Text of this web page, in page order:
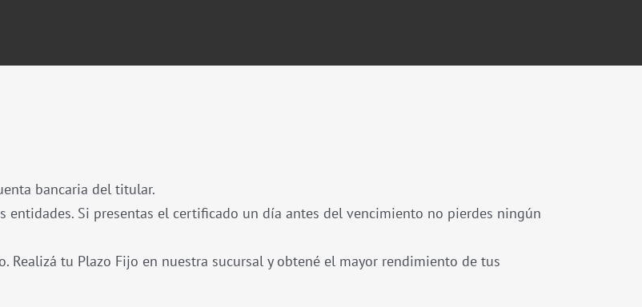
bancaria del titular.
entidades. Si presentas el certificado un día antes del vencimiento no pierdes ningún
Realizá tu Plazo Fijo en nuestra sucursal y obtené el mayor rendimiento de tus